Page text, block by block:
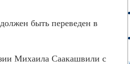
быть переведен в
Михаила Саакашвили с